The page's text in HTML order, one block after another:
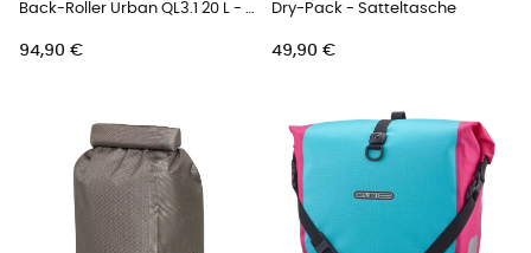
Back-Roller Urban QL3.1 20 L - Fahrradtasche
94,90 €
Dry-Pack - Satteltasche
49,90 €